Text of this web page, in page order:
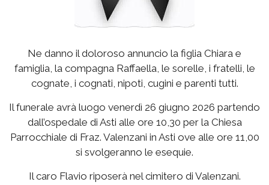
Ne danno il doloroso annuncio la figlia Chiara e
famiglia, la compagna Raffaella, le sorelle, i fratelli, le
cognate, i cognati, nipoti, cugini e parenti tutti.
Il funerale avrà luogo venerdì 26 giugno 2026 partendo
dall’ospedale di Asti alle ore 10,30 per la Chiesa
Parrocchiale di Fraz. Valenzani in Asti ove alle ore 11,00
si svolgeranno le esequie.
Il caro Flavio riposerà nel cimitero di Valenzani.